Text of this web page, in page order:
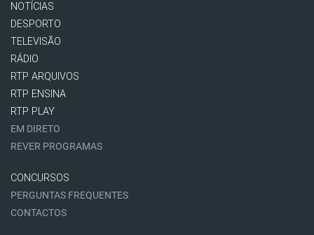
NOTÍCIAS
DESPORTO
TELEVISÃO
RÁDIO
RTP ARQUIVOS
RTP ENSINA
RTP PLAY
EM DIRETO
REVER PROGRAMAS
CONCURSOS
PERGUNTAS FREQUENTES
CONTACTOS